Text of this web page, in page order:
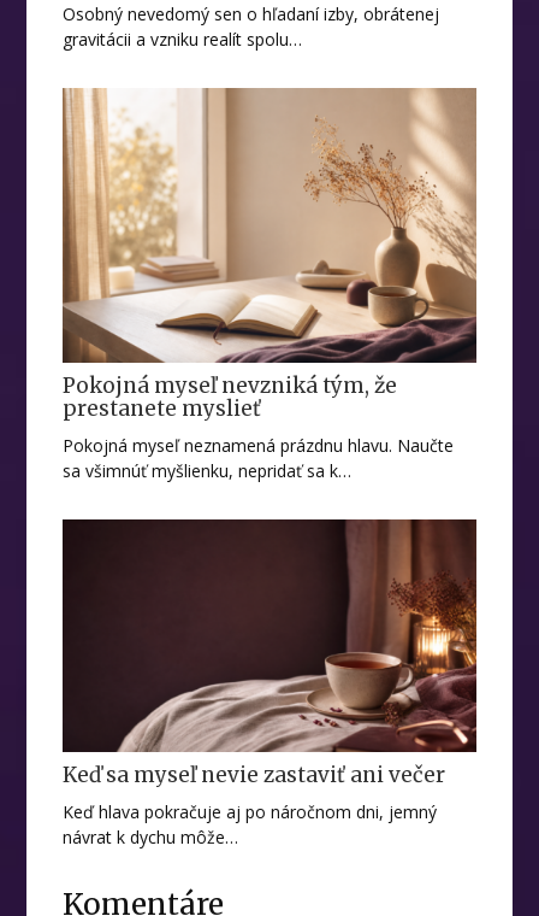
Osobný nevedomý sen o hľadaní izby, obrátenej
gravitácii a vzniku realít spolu…
Pokojná myseľ nevzniká tým, že
prestanete myslieť
Pokojná myseľ neznamená prázdnu hlavu. Naučte
sa všimnúť myšlienku, nepridať sa k…
Keď sa myseľ nevie zastaviť ani večer
Keď hlava pokračuje aj po náročnom dni, jemný
návrat k dychu môže…
Komentáre